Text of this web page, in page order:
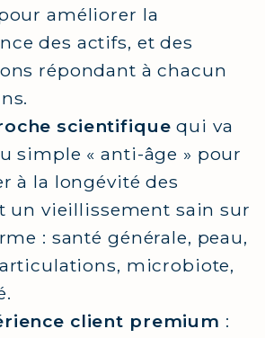
améliorer la
des actifs, et des
répondant à chacun
scientifique qui va
simple « anti-âge » pour
à la longévité des
un vieillissement sain sur
: santé générale, peau,
microbiote,
client premium :